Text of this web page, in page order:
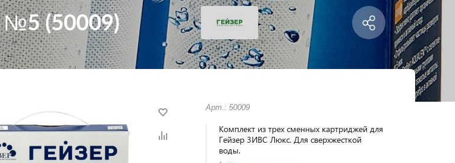
№5 (50009)
Арт.: 50009
Комплект из трех сменных картриджей для
Гейзер 3ИВС Люкс. Для сверхжесткой
воды.